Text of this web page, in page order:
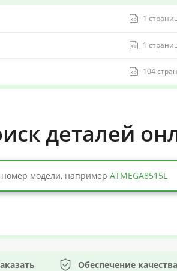
1
1
104
деталей
номер модели, например ATMEGA8515L
Обеспечение качества